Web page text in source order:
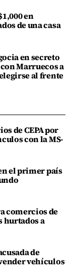
en
de una casa
en secreto
Marruecos a
al frente
de CEPA por
con la MS-
el primer país
comercios de
hurtados a
de
vehículos